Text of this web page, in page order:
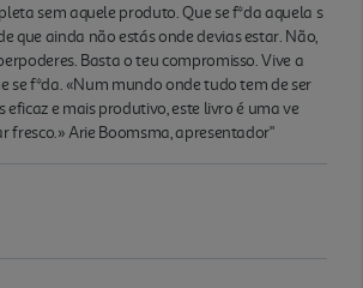
sem aquele produto. Que se f*da aquela s
que ainda não estás onde devias estar. Não,
Basta o teu compromisso. Vive a
se f*da. «Num mundo onde tudo tem de ser
eficaz e mais produtivo, este livro é uma ve
fresco.» Arie Boomsma, apresentador"